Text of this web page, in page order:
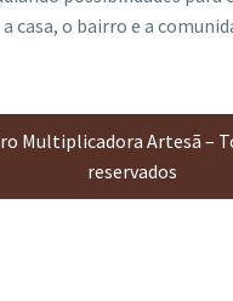
a casa, o bairro e a
Multiplicadora Artesã –
reservados